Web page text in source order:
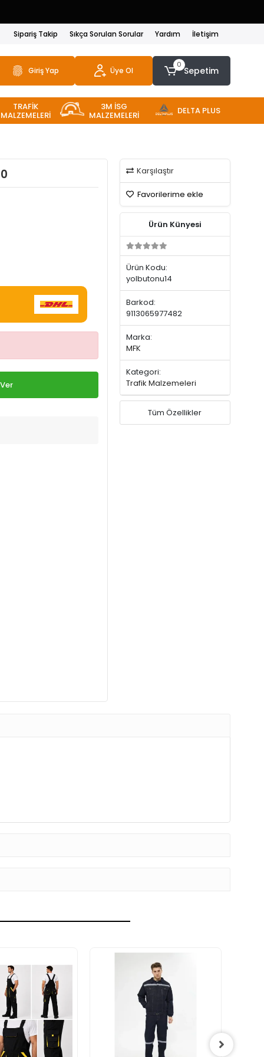
Sipariş Takip Sıkça Sorulan Sorular Yardım İletişim
Giriş Yap Üye Ol
0
Sepetim
TRAFİK
MALZEMELERİ
3M İSG
MALZEMELERİ DELTA PLUS
Karşılaştır
Favorilerime ekle
Ürün Künyesi
Ürün Kodu:
yolbutonu14
Barkod:
9113065977482
Marka:
MFK
Kategori:
Trafik Malzemeleri
Tüm Özellikler